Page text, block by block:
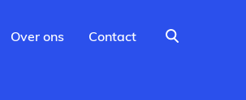
Over ons Contact Zoeken